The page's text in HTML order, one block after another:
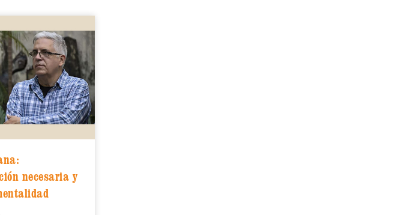
necesaria y